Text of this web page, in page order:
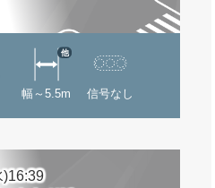
幅～5.5m
他
信号なし
)16:39